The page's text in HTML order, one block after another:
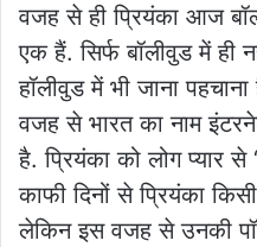
वजह से ही प्रियंका आज
एक हैं. सिर्फ बॉलीवुड में ही
हॉलीवुड में भी जाना
वजह से भारत का नाम
है. प्रियंका को लोग प्यार से
काफी दिनों से प्रियंका
लेकिन इस वजह से उनकी